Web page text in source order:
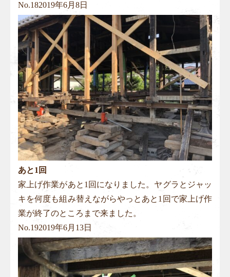
No.182019年6月8日
あと1回
家上げ作業があと1回になりました。ヤグラとジャッ
キを何度も組み替えながらやっとあと1回で家上げ作
業が終了のところまで来ました。
No.192019年6月13日